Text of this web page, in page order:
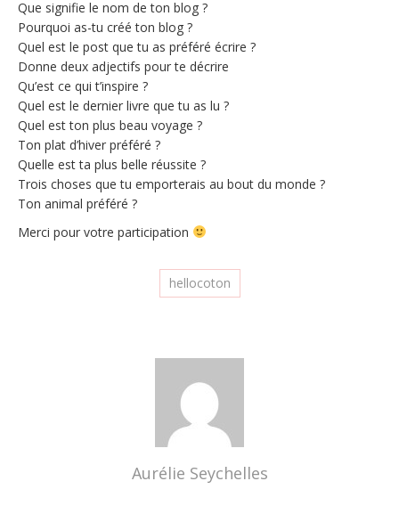
Que signifie le nom de ton blog ?
Pourquoi as-tu créé ton blog ?
Quel est le post que tu as préféré écrire ?
Donne deux adjectifs pour te décrire
Qu’est ce qui t’inspire ?
Quel est le dernier livre que tu as lu ?
Quel est ton plus beau voyage ?
Ton plat d’hiver préféré ?
Quelle est ta plus belle réussite ?
Trois choses que tu emporterais au bout du monde ?
Ton animal préféré ?
Merci pour votre participation
hellocoton
Aurélie Seychelles